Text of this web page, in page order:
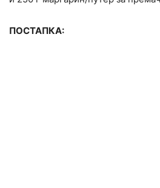
ПОСТАПКА: